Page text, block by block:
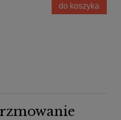
do koszyka